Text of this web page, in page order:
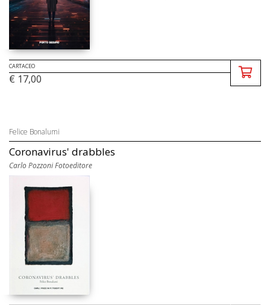
CARTACEO
€ 17,00
Felice Bonalumi
Coronavirus' drabbles
Carlo Pozzoni Fotoeditore